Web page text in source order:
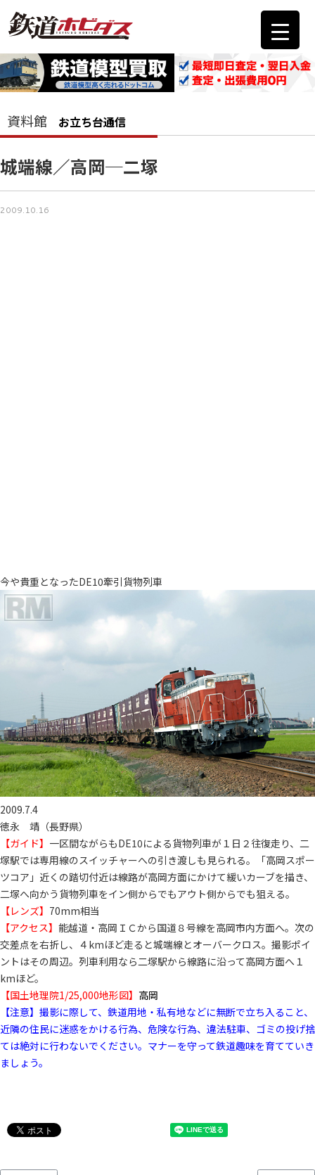
資料館 お立ち台通信
城端線／高岡─二塚
2009.10.16
今や貴重となったDE10牽引貨物列車
2009.7.4
徳永 靖（長野県）
【ガイド】 一区間ながらもDE10による貨物列車が１日２往復走り、二
塚駅では専用線のスイッチャーへの引き渡しも見られる。「高岡スポー
ツコア」近くの踏切付近は線路が高岡方面にかけて緩いカーブを描き、
二塚へ向かう貨物列車をイン側からでもアウト側からでも狙える。
【レンズ】 70mm相当
【アクセス】 能越道・高岡ＩＣから国道８号線を高岡市内方面へ。次の
交差点を右折し、４kmほど走ると城端線とオーバークロス。撮影ポイ
ントはその周辺。列車利用なら二塚駅から線路に沿って高岡方面へ１
kmほど。
【国土地理院1/25,000地形図】 高岡
【注意】撮影に際して、鉄道用地・私有地などに無断で立ち入ること、
近隣の住民に迷惑をかける行為、危険な行為、違法駐車、ゴミの投げ捨
ては絶対に行わないでください。マナーを守って鉄道趣味を育てていき
ましょう。